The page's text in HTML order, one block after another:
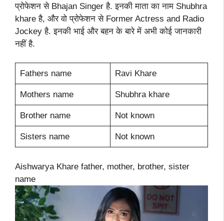
प्रोफेशन से Bhajan Singer है. इनकी माता का नाम Shubhra
khare है, और वो प्रोफेशन से Former Actress and Radio
Jockey है. इनकी भाई और बहन के बारे में अभी कोई जानकारी
नहीं है.
Fathers name Ravi Khare
Mothers name Shubhra khare
Brother name Not known
Sisters name Not known
Aishwarya Khare father, mother, brother, sister
name